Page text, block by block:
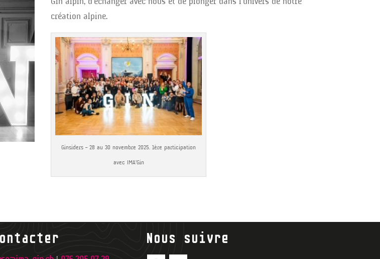
création alpine.
Ginsiders – 28 au 30 novembre 2025. 1ère participation
avec IMA’Gin
Nous suivre